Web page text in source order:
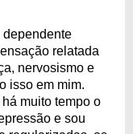
dependente
relatada
nervosismo e
isso em mim.
muito tempo o
e sou